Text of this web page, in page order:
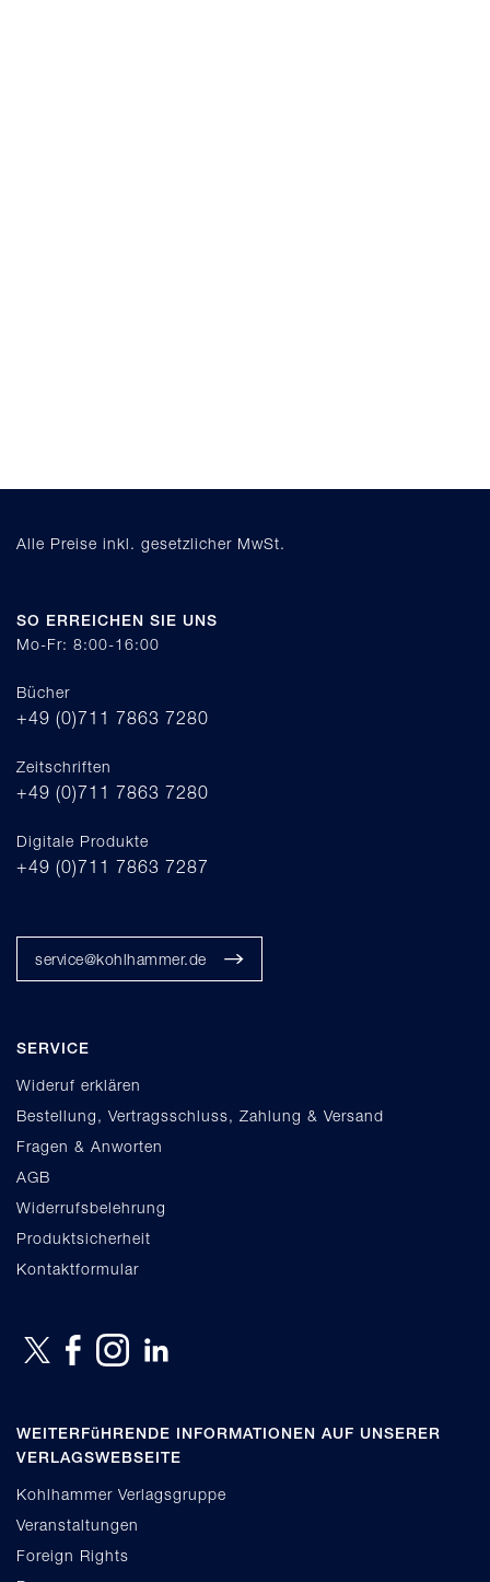
Alle Preise inkl. gesetzlicher MwSt.
SO ERREICHEN SIE UNS
Mo-Fr: 8:00-16:00
Bücher
+49 (0)711 7863 7280
Zeitschriften
+49 (0)711 7863 7280
Digitale Produkte
+49 (0)711 7863 7287
service@kohlhammer.de
SERVICE
Wideruf erklären
Bestellung, Vertragsschluss, Zahlung & Versand
Fragen & Anworten
AGB
Widerrufsbelehrung
Produktsicherheit
Kontaktformular
WEITERFüHRENDE INFORMATIONEN AUF UNSERER
VERLAGSWEBSEITE
Kohlhammer Verlagsgruppe
Veranstaltungen
Foreign Rights